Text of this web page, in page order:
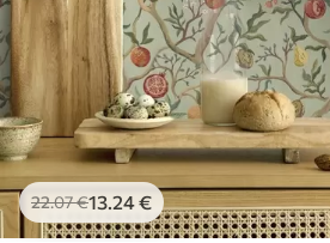
22.07€13.24€